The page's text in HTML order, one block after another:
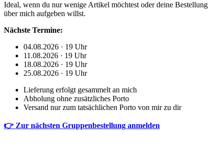
Ideal, wenn du nur wenige Artikel möchtest oder deine Bestellung
über mich aufgeben willst.
Nächste Termine:
04.08.2026 · 19 Uhr
11.08.2026 · 19 Uhr
18.08.2026 · 19 Uhr
25.08.2026 · 19 Uhr
Lieferung erfolgt gesammelt an mich
Abholung ohne zusätzliches Porto
Versand nur zum tatsächlichen Porto von mir zu dir
👉 Zur nächsten Gruppenbestellung anmelden